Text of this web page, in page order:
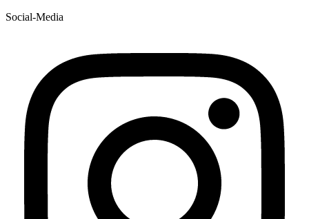
Social-Media